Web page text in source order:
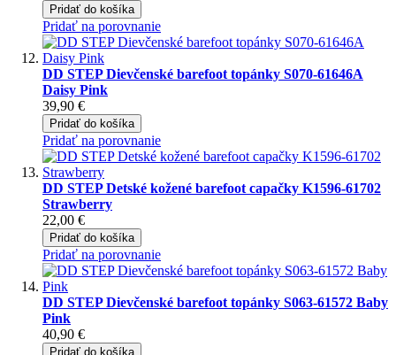
Pridať do košíka
Pridať na porovnanie
DD STEP Dievčenské barefoot topánky S070-61646A
Daisy Pink
39,90 €
Pridať do košíka
Pridať na porovnanie
DD STEP Detské kožené barefoot capačky K1596-61702
Strawberry
22,00 €
Pridať do košíka
Pridať na porovnanie
DD STEP Dievčenské barefoot topánky S063-61572 Baby
Pink
40,90 €
Pridať do košíka